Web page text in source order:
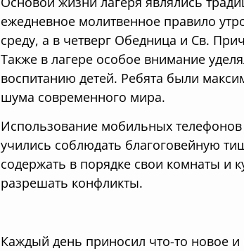
ежедневное молитвенное правило
среду, а в четверг Обедница и Св.
Также в лагере особое внимание
воспитанию детей. Ребята были
шума современного мира.
Использование мобильных
учились соблюдать благоговейную
содержать в порядке свои комнаты и
разрешать конфликты.
Каждый день приносил что-то новое